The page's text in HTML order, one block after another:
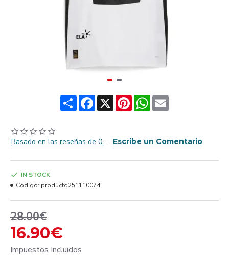
ShareFacebook
X PinterestWhatsApp
Email
Basado en las reseñas de 0. - Escribe un Comentario
16.90€
28.00€
Impuestos Incluidos
IN STOCK
Código: producto251110074